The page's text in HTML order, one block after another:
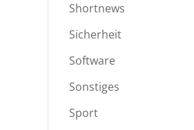
Shortnews
Sicherheit
Software
Sonstiges
Sport